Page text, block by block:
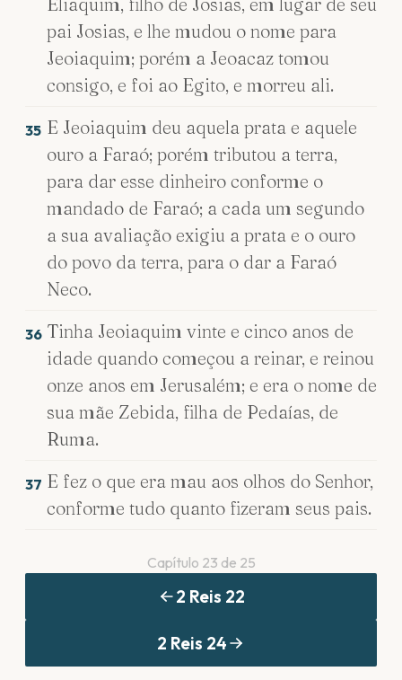
pai Josias, e lhe mudou o nome para
Jeoiaquim; porém a Jeoacaz tomou
consigo, e foi ao Egito, e morreu ali.
35 E Jeoiaquim deu aquela prata e aquele
ouro a Faraó; porém tributou a terra,
para dar esse dinheiro conforme o
mandado de Faraó; a cada um segundo
a sua avaliação exigiu a prata e o ouro
do povo da terra, para o dar a Faraó
Neco.
36 Tinha Jeoiaquim vinte e cinco anos de
idade quando começou a reinar, e reinou
onze anos em Jerusalém; e era o nome de
sua mãe Zebida, filha de Pedaías, de
Ruma.
37 E fez o que era mau aos olhos do Senhor,
conforme tudo quanto fizeram seus pais.
Capítulo 23 de 25
2 Reis 22
2 Reis 24